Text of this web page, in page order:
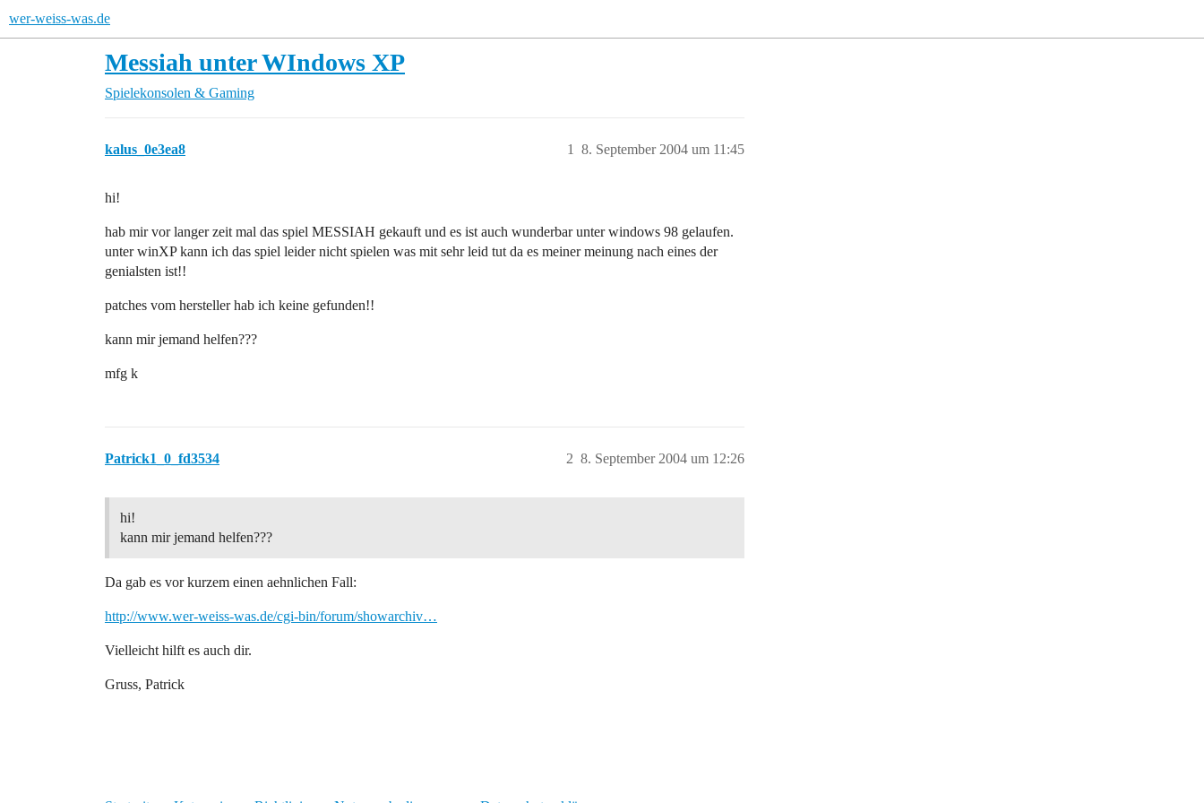
wer-weiss-was.de
Messiah unter WIndows XP
Spielekonsolen & Gaming
kalus_0e3ea8 8. September 2004 um 11:45
1
hi!
hab mir vor langer zeit mal das spiel MESSIAH gekauft und es ist auch wunderbar unter windows 98 gelaufen.
unter winXP kann ich das spiel leider nicht spielen was mit sehr leid tut da es meiner meinung nach eines der
genialsten ist!!
patches vom hersteller hab ich keine gefunden!!
kann mir jemand helfen???
mfg k
Patrick1_0_fd3534 8. September 2004 um 12:26
2
hi!
kann mir jemand helfen???
Da gab es vor kurzem einen aehnlichen Fall:
http://www.wer-weiss-was.de/cgi-bin/forum/showarchiv…
Vielleicht hilft es auch dir.
Gruss, Patrick